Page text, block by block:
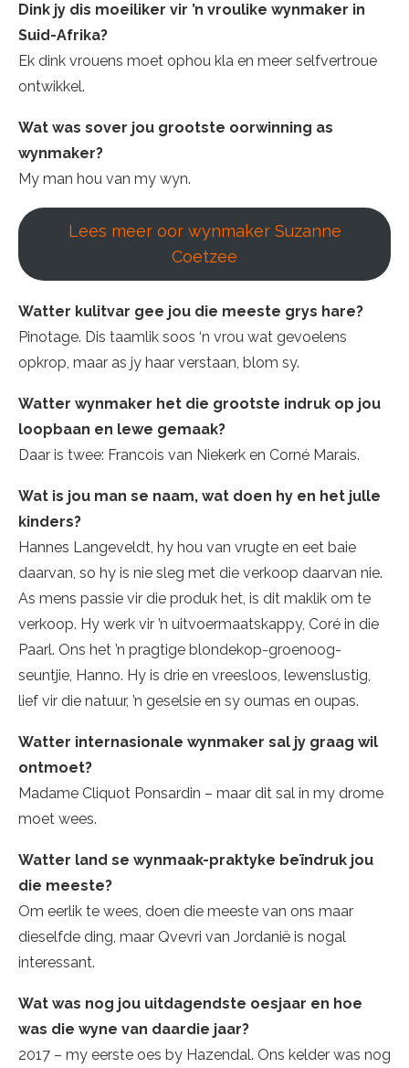
Dink jy dis moeiliker vir ’n vroulike wynmaker in
Suid-Afrika?
Ek dink vrouens moet ophou kla en meer selfvertroue
ontwikkel.
Wat was sover jou grootste oorwinning as
wynmaker?
My man hou van my wyn.
Lees meer oor wynmaker Suzanne
Coetzee
Watter kulitvar gee jou die meeste grys hare?
Pinotage. Dis taamlik soos ‘n vrou wat gevoelens
opkrop, maar as jy haar verstaan, blom sy.
Watter wynmaker het die grootste indruk op jou
loopbaan en lewe gemaak?
Daar is twee: Francois van Niekerk en Corné Marais.
Wat is jou man se naam, wat doen hy en het julle
kinders?
Hannes Langeveldt, hy hou van vrugte en eet baie
daarvan, so hy is nie sleg met die verkoop daarvan nie.
As mens passie vir die produk het, is dit maklik om te
verkoop. Hy werk vir ’n uitvoermaatskappy, Coré in die
Paarl. Ons het ’n pragtige blondekop-groenoog-
seuntjie, Hanno. Hy is drie en vreesloos, lewenslustig,
lief vir die natuur, ’n geselsie en sy oumas en oupas.
Watter internasionale wynmaker sal jy graag wil
ontmoet?
Madame Cliquot Ponsardin – maar dit sal in my drome
moet wees.
Watter land se wynmaak-praktyke beïndruk jou
die meeste?
Om eerlik te wees, doen die meeste van ons maar
dieselfde ding, maar Qvevri van Jordanië is nogal
interessant.
Wat was nog jou uitdagendste oesjaar en hoe
was die wyne van daardie jaar?
2017 – my eerste oes by Hazendal. Ons kelder was nog